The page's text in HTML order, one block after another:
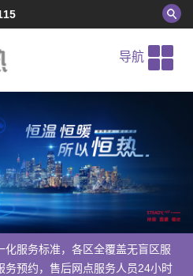
导航
服务标准，各区全覆盖无盲区服
务预约，售后网点服务人员24小时